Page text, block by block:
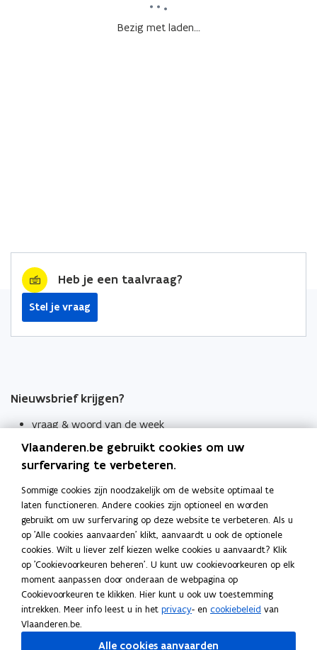
Bezig met laden...
Heb je een taalvraag?
Stel je vraag
Nieuwsbrief krijgen?
vraag & woord van de week
wekelijks in je mailbox
Schrijf je in
Thema's
Taaladviezen
Spellingregels
Tips voor duidelijke taal
Bekijk ook
Spellingtests
Vlaanderen.be gebruikt cookies om uw
surfervaring te verbeteren.
Sommige cookies zijn noodzakelijk om de website optimaal te
laten functioneren. Andere cookies zijn optioneel en worden
gebruikt om uw surfervaring op deze website te verbeteren. Als u
op 'Alle cookies aanvaarden' klikt, aanvaardt u ook de optionele
cookies. Wilt u liever zelf kiezen welke cookies u aanvaardt? Klik
op 'Cookievoorkeuren beheren'. U kunt uw cookievoorkeuren op elk
moment aanpassen door onderaan de webpagina op
Cookievoorkeuren te klikken. Hier kunt u ook uw toestemming
intrekken. Meer info leest u in het privacy- en cookiebeleid van
Vlaanderen.be.
Alle cookies aanvaarden